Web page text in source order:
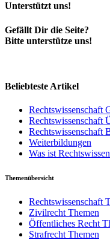
Unterstützt uns!
Gefällt Dir die Seite?
Bitte unterstütze uns!
Beliebteste Artikel
Rechtswissenschaft
Rechtswissenschaft
Rechtswissenschaft
Weiterbildungen
Was ist
Themenübersicht
Rechtswissenschaft
Zivilrecht Themen
Öffentliches Recht
Strafrecht Themen